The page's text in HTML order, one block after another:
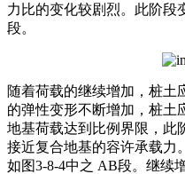
力比的变化较剧烈。此阶段
段。
随着荷载的继续增加，桩土
的弹性变形不断增加，桩土
地基荷载达到比例界限，此
接近复合地基的容许承载力
如图3-8-4中之 AB段。继续